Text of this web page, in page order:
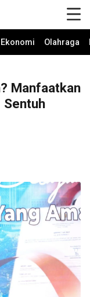
Ekonomi Olahraga
Manfaatkan